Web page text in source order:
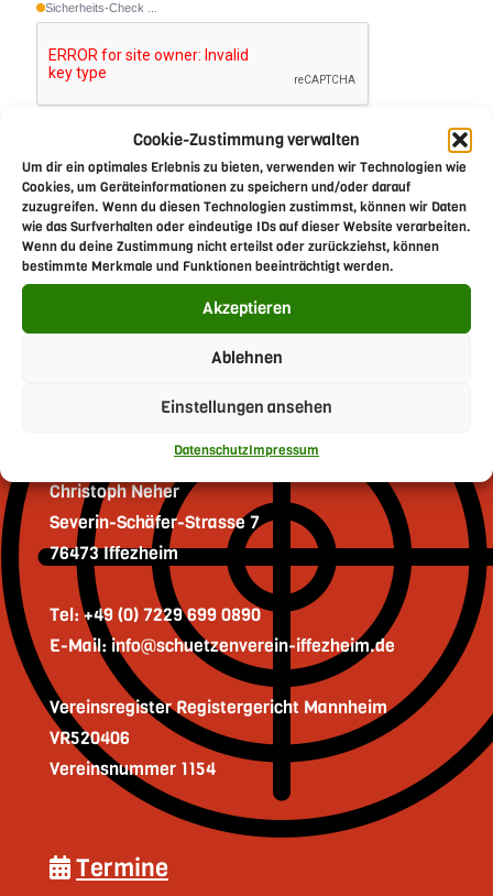
Cookie-Zustimmung verwalten
Um dir ein optimales Erlebnis zu bieten, verwenden wir Technologien wie
Cookies, um Geräteinformationen zu speichern und/oder darauf
zuzugreifen. Wenn du diesen Technologien zustimmst, können wir Daten
wie das Surfverhalten oder eindeutige IDs auf dieser Website verarbeiten.
Wenn du deine Zustimmung nicht erteilst oder zurückziehst, können
bestimmte Merkmale und Funktionen beeinträchtigt werden.
Akzeptieren
Ablehnen
Einstellungen ansehen
DatenschutzImpressum
Sicherheits-Check ...
*Pflichtfeld
Christoph Neher
Severin-Schäfer-Strasse 7
76473 Iffezheim
Tel: +49 (0) 7229 699 0890
E-Mail: info@schuetzenverein-iffezheim.de
Vereinsregister Registergericht Mannheim
VR520406
Vereinsnummer 1154
Termine